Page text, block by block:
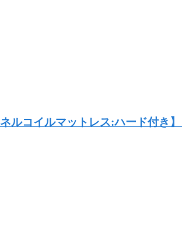
ルコイルマットレス:ハード付き